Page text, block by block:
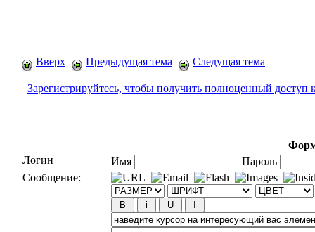
Вверх Предыдущая тема Следущая тема
Зарегистрируйтесь, чтобы получить полноценный доступ
Логин
Имя
Пароль
Сообщение: